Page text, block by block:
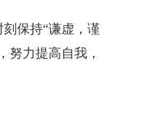
保持“谦虚，谨
努力提高自我，